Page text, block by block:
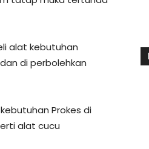
alat kebutuhan
di perbolehkan
Prokes di
alat cucu